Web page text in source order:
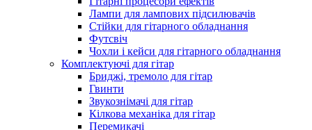
Лампи для лампових підсилювачів
Стійки для гітарного обладнання
Футсвіч
Чохли і кейси для гітарного обладнання
Комплектуючі для гітар
Бриджі, тремоло для гітар
Гвинти
Звукознімачі для гітар
Кілкова механіка для гітар
Перемикачі